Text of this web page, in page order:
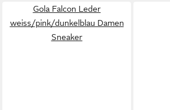
Gola Falcon Leder
weiss/pink/dunkelblau Damen
Sneaker